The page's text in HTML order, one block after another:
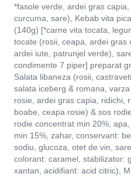
*fasole verde, ardei gras capia,
curcuma, sare), Kebab vita
(140g) [*carne vita tocata,
tocate (rosii, ceapa, ardei gras
ardei iute, patrunjel verde),
condimente 7 piper] preparat
Salata libaneza (rosii,
salata iceberg & romana,
rosie, ardei gras capia, ridichi,
boabe, ceapa rosie) & sos
rodie concentrat min 20%,
min 15%, zahar, conservant:
sodiu, glucoza, otet de vin, sare,
colorant: caramel, stabilizator:
xantan, acidifiant: acid citric),